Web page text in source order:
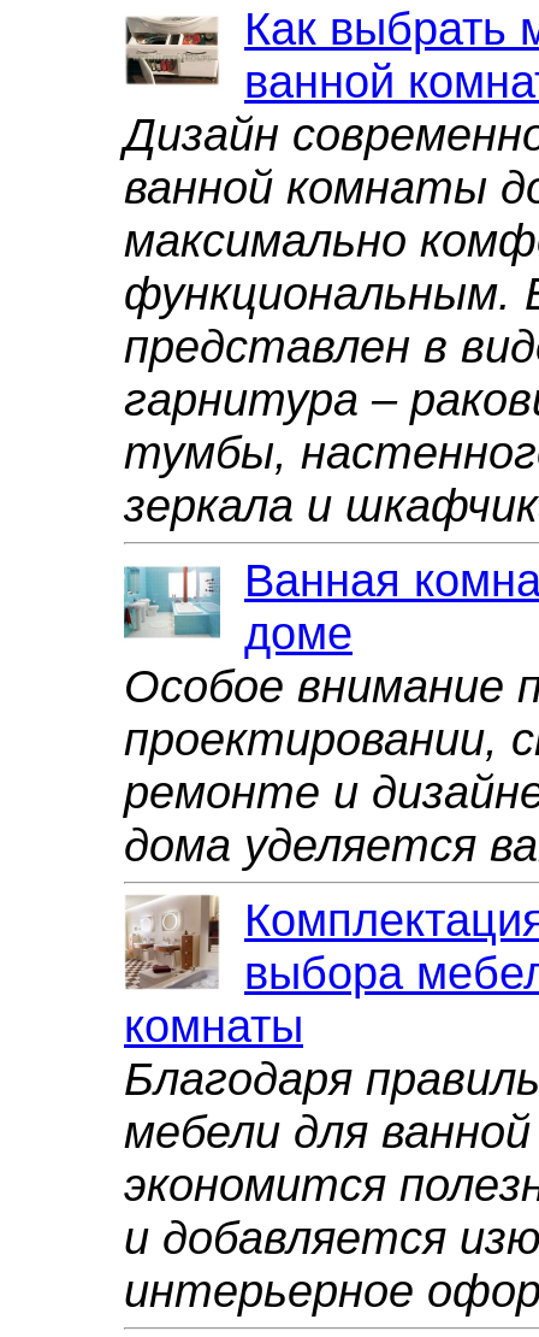
Как выбрать
ванной
Дизайн
ванной комнаты
максимально
функциональным.
представлен в
гарнитура –
тумбы,
зеркала и
Ванная
доме
Особое внимание
проектировании,
ремонте и
дома уделяется
выбора
комнаты
Благодаря
мебели для
экономится
и добавляется
интерьерное